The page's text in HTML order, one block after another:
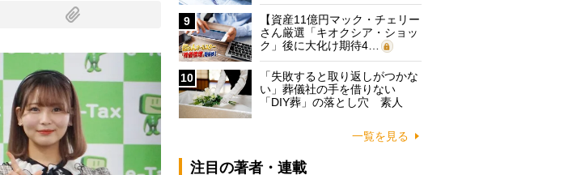
9
【資産11億円マック・チェリー
さん厳選「キオクシア・ショッ
ク」後に大化け期待4…
10
「失敗すると取り返しがつかな
い」葬儀社の手を借りない
「DIY葬」の落とし穴 素人
一覧を見る
注目の著者・連載